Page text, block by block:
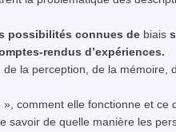
possibilités connues de biais
rendus d’expériences.
la perception, de la mémoire,
comment elle fonctionne et ce
savoir de quelle manière les